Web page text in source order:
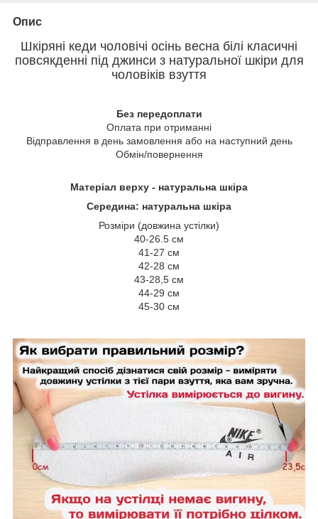
Опис
Шкіряні кеди чоловічі осінь весна білі класичні
повсякденні під джинси з натуральної шкіри для
чоловіків взуття
Без передоплати
Оплата при отриманні
Відправлення в день замовлення або на наступний день
Обмін/повернення
Матеріал верху - натуральна шкіра
Середина: натуральна шкіра
Розміри (довжина устілки)
40-26.5 см
41-27 см
42-28 см
43-28,5 см
44-29 см
45-30 см